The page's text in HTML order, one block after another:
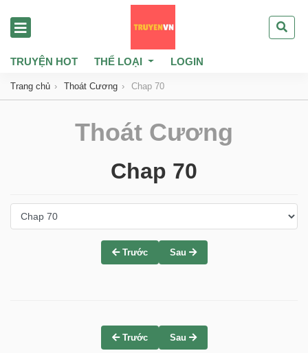
TRUYỆN HOT THỂ LOẠI LOGIN
Trang chủ Thoát Cương Chap 70
Thoát Cương
Chap 70
Trước Sau
Trước Sau